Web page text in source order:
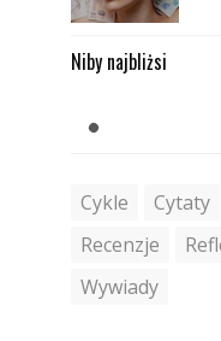
Niby najbliżsi
Cykle Cytaty
Recenzje
Wywiady